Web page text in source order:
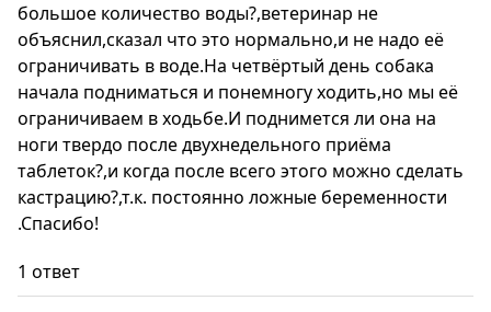
большое количество воды?,ветеринар не
объяснил,сказал что это нормально,и не надо её
ограничивать в воде.На четвёртый день собака
начала подниматься и понемногу ходить,но мы её
ограничиваем в ходьбе.И поднимется ли она на
ноги твердо после двухнедельного приёма
таблеток?,и когда после всего этого можно сделать
кастрацию?,т.к. постоянно ложные беременности
.Спасибо!
1 ответ